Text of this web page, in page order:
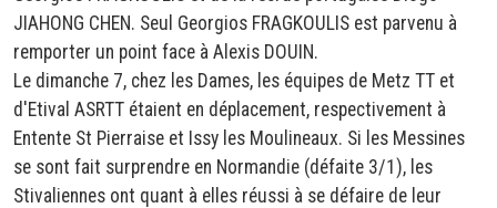
JIAHONG CHEN. Seul Georgios FRAGKOULIS est parvenu à
remporter un point face à Alexis DOUIN.
Le dimanche 7, chez les Dames, les équipes de Metz TT et
d'Etival ASRTT étaient en déplacement, respectivement à
Entente St Pierraise et Issy les Moulineaux. Si les Messines
se sont fait surprendre en Normandie (défaite 3/1), les
Stivaliennes ont quant à elles réussi à se défaire de leur